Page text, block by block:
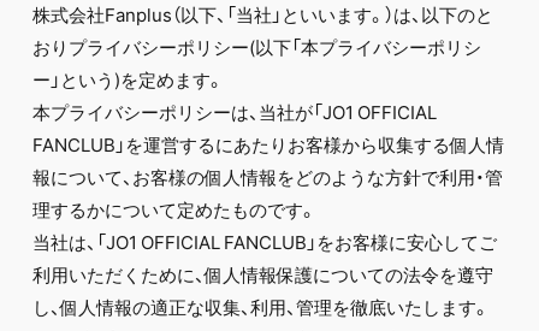
JO1 MAIL
FC NEWS
PHOTO
MOVIE
株式会社Fanplus（以下、「当社」といいます。）は、以下のと
おりプライバシーポリシー(以下「本プライバシーポリシ
ー」という)を定めます。
本プライバシーポリシーは、当社が「JO1 OFFICIAL
FANCLUB」を運営するにあたりお客様から収集する個人情
報について、お客様の個人情報をどのような方針で利用・管
理するかについて定めたものです。
当社は、「JO1 OFFICIAL FANCLUB」をお客様に安心してご
利用いただくために、個人情報保護についての法令を遵守
し、個人情報の適正な収集、利用、管理を徹底いたします。